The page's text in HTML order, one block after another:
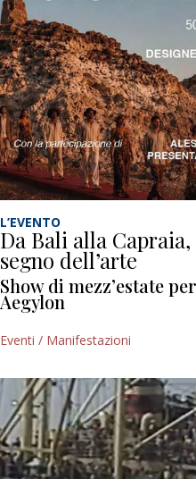
L’EVENTO
Da Bali alla
segno dell’arte
Show di mezz’estate
Aegylon
Eventi / Manifestazioni